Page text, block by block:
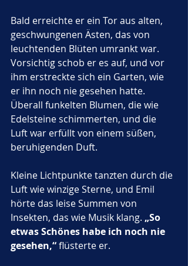
Bald erreichte er ein Tor aus alten,
geschwungenen Ästen, das von
leuchtenden Blüten umrankt war.
Vorsichtig schob er es auf, und vor
ihm erstreckte sich ein Garten, wie
er ihn noch nie gesehen hatte.
Überall funkelten Blumen, die wie
Edelsteine schimmerten, und die
Luft war erfüllt von einem süßen,
beruhigenden Duft.
Kleine Lichtpunkte tanzten durch die
Luft wie winzige Sterne, und Emil
hörte das leise Summen von
Insekten, das wie Musik klang. „So
etwas Schönes habe ich noch nie
gesehen,“ flüsterte er.